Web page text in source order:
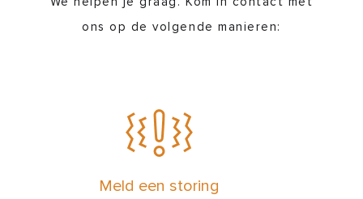
ons op de volgende manieren:
Meld een storing